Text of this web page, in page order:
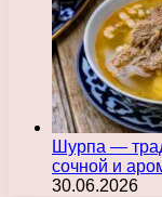
Шурпа —
сочной и
30.06.2026